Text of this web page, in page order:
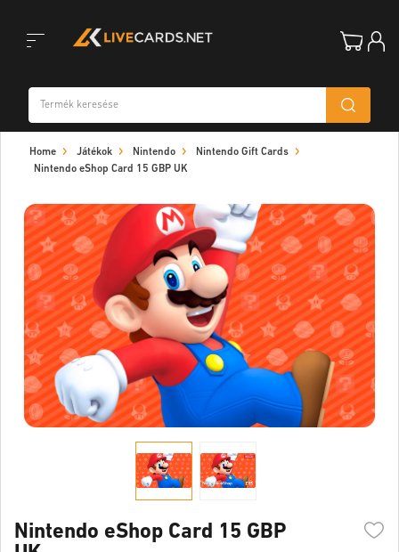
navigation
Home Játékok Nintendo
Nintendo Gift Cards
Nintendo eShop Card 15 GBP UK
Nintendo eShop Card 15 GBP